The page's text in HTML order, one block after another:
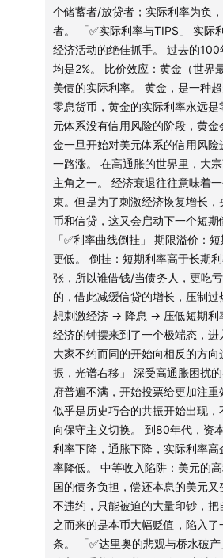
大衰退与QE
14:56左翼民粹与右翼民粹
大债务周期结尾啥样？
希腊：我给大家演一下，总共分九步
23:03扫地出门与美国底层
25:56其它几条线索
《帝国黄昏》第五季：2020至今
大流行与财政货币化
28:18货币框架还有用的话，谁想
29:54央妈财爹打配合
32:25世风日下：孙割登堂入室，
33:22美国政府2025年的账本
达里奥的三板斧与美国政府
历史的巨镜
个储蓄者/放贷者；实际利率为负
者。 「✅实际利率与TIPS」 实际
经济活动的绝佳抓手。 过去的
均是2%。 比价效应：黄金（世界
美债的实际利率。 黄金，是一种
零息货币，黄金的实际利率永远
元体系没有信用风险的阶段，黄
金一旦开始对美元体系的信用风
一路涨。 在高通胀的世界里，大
主角之一。 经济衰退往往意味着
束。但是为了刺激经济恢复增长
币和信贷，这又会启动下一个短期
「✅利率曲线倒挂」 期限溢价：
更低。 倒挂：短期利率高于长期
张，所以谁借钱/当债务人，更吃
的，借此减缓信贷的增长，压制
想刺激经济 → 降息 → 压低短期利
经济的钟摆来到了一个极端态，进
大家不约而同的开始向相反的方向
振，光谱右移」 深受高通胀困扰
府普遍不满，开始投票给更加注
似乎是历史巧合的共振开始出现，
向保守主义切换。 到80年代，资
利率下降，通胀下降，实际利率
率降低。 中等收入陷阱：美元的
国的债务负担，偿还本息的美元
不违约，只能被迫的大量印钞，
之而来的是本币大幅贬值，陷入
条。 「✅达里奥的悲观与桥水破